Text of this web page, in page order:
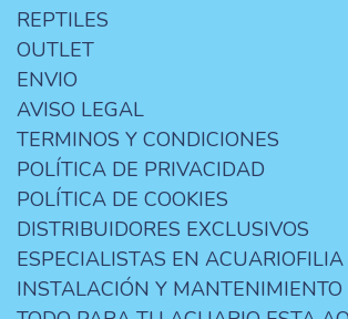
REPTILES
OUTLET
ENVIO
AVISO LEGAL
TERMINOS Y CONDICIONES
POLÍTICA DE PRIVACIDAD
POLÍTICA DE COOKIES
DISTRIBUIDORES EXCLUSIVOS
ESPECIALISTAS EN
INSTALACIÓN Y MANTENIMIENTO